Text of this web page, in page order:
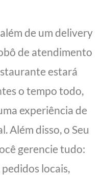
de um delivery
de atendimento
estará
o tempo todo,
experiência de
Além disso, o Seu
gerencie tudo:
locais,